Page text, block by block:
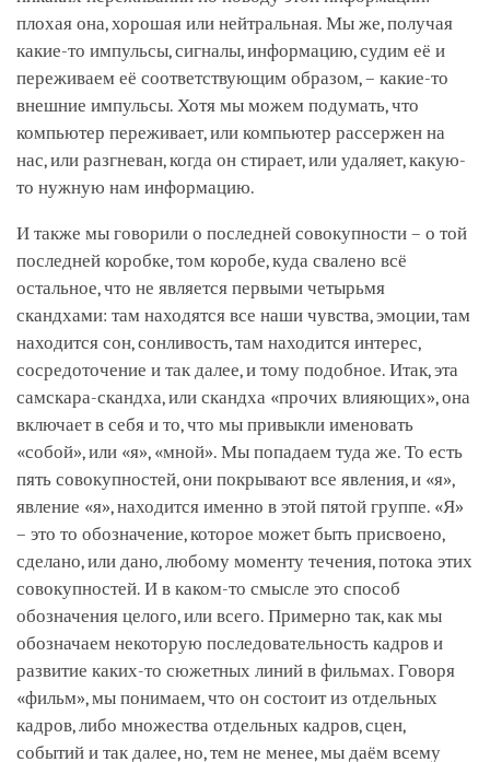
плохая она, хорошая или нейтральная. Мы же, получая
какие-то импульсы, сигналы, информацию, судим её и
переживаем её соответствующим образом, – какие-то
внешние импульсы. Хотя мы можем подумать, что
компьютер переживает, или компьютер рассержен на
нас, или разгневан, когда он стирает, или удаляет, какую-
то нужную нам информацию.
И также мы говорили о последней совокупности – о той
последней коробке, том коробе, куда свалено всё
остальное, что не является первыми четырьмя
скандхами: там находятся все наши чувства, эмоции, там
находится сон, сонливость, там находится интерес,
сосредоточение и так далее, и тому подобное. Итак, эта
самскара-скандха, или скандха «прочих влияющих», она
включает в себя и то, что мы привыкли именовать
«собой», или «я», «мной». Мы попадаем туда же. То есть
пять совокупностей, они покрывают все явления, и «я»,
явление «я», находится именно в этой пятой группе. «Я»
– это то обозначение, которое может быть присвоено,
сделано, или дано, любому моменту течения, потока этих
совокупностей. И в каком-то смысле это способ
обозначения целого, или всего. Примерно так, как мы
обозначаем некоторую последовательность кадров и
развитие каких-то сюжетных линий в фильмах. Говоря
«фильм», мы понимаем, что он состоит из отдельных
кадров, либо множества отдельных кадров, сцен,
событий и так далее, но, тем не менее, мы даём всему